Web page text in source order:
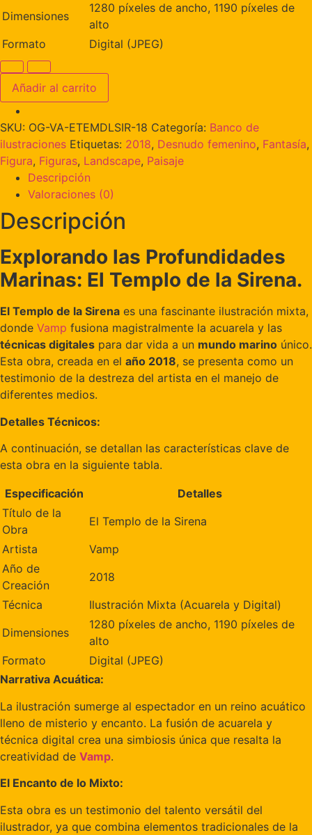
Dimensiones
1280 píxeles de ancho, 1190 píxeles de
alto
Formato
Digital (JPEG)
Añadir al carrito
SKU: OG-VA-ETEMDLSIR-18 Categoría: Banco de
ilustraciones Etiquetas: 2018, Desnudo femenino, Fantasía,
Figura, Figuras, Landscape, Paisaje
Descripción
Valoraciones (0)
Descripción
Explorando las Profundidades
Marinas: El Templo de la Sirena.
El Templo de la Sirena es una fascinante ilustración mixta,
donde Vamp fusiona magistralmente la acuarela y las
técnicas digitales para dar vida a un mundo marino único.
Esta obra, creada en el año 2018, se presenta como un
testimonio de la destreza del artista en el manejo de
diferentes medios.
Detalles Técnicos:
A continuación, se detallan las características clave de
esta obra en la siguiente tabla.
Especificación
Detalles
Título de la
Obra
El Templo de la Sirena
Artista
Vamp
Año de
Creación
2018
Técnica
Ilustración Mixta (Acuarela y Digital)
Dimensiones
1280 píxeles de ancho, 1190 píxeles de
alto
Formato
Digital (JPEG)
Narrativa Acuática:
La ilustración sumerge al espectador en un reino acuático
lleno de misterio y encanto. La fusión de acuarela y
técnica digital crea una simbiosis única que resalta la
creatividad de Vamp.
El Encanto de lo Mixto:
Esta obra es un testimonio del talento versátil del
ilustrador, ya que combina elementos tradicionales de la